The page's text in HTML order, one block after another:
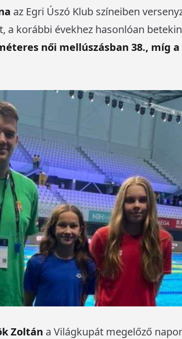
az Egri Úszó Klub színeiben
a korábbi évekhez hasonlóan
női mellúszásban 38., míg
Zoltán a Világkupát megelőző